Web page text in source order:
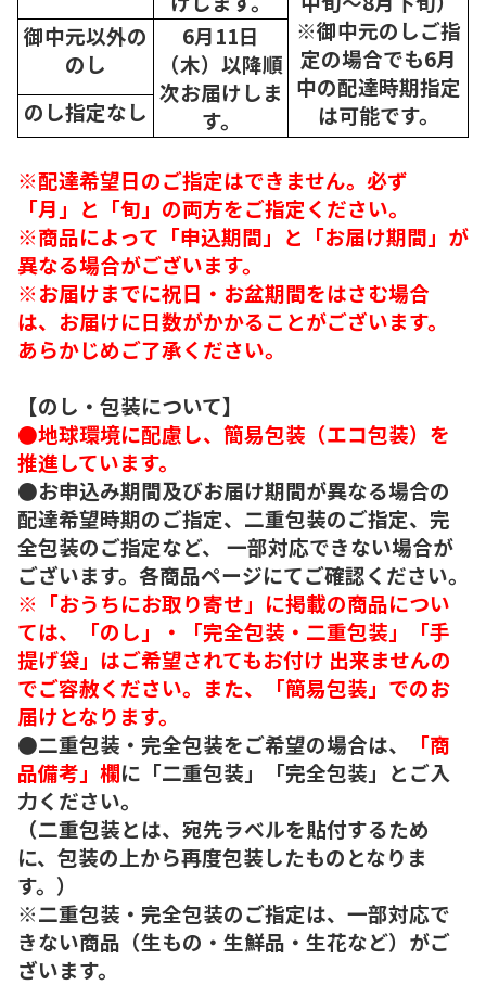
※御中元のしご指
定の場合でも6月
中の配達時期指定
は可能です。
御中元以外の
のし
6月11日
（木）以降順
次お届けしま
す。
のし指定なし
※配達希望日のご指定はできません。必ず
「月」と「旬」の両方をご指定ください。
※商品によって「申込期間」と「お届け期間」が
異なる場合がございます。
※お届けまでに祝日・お盆期間をはさむ場合
は、お届けに日数がかかることがございます。
あらかじめご了承ください。
【のし・包装について】
●地球環境に配慮し、簡易包装（エコ包装）を
推進しています。
●お申込み期間及びお届け期間が異なる場合の
配達希望時期のご指定、二重包装のご指定、完
全包装のご指定など、 一部対応できない場合が
ございます。各商品ページにてご確認ください。
※「おうちにお取り寄せ」に掲載の商品につい
ては、「のし」・「完全包装・二重包装」「手
提げ袋」はご希望されてもお付け 出来ませんの
でご容赦ください。また、「簡易包装」でのお
届けとなります。
●二重包装・完全包装をご希望の場合は、
「商
品備考」欄に「二重包装」「完全包装」とご入
力ください。
（二重包装とは、宛先ラベルを貼付するため
に、包装の上から再度包装したものとなりま
す。）
※二重包装・完全包装のご指定は、一部対応で
きない商品（生もの・生鮮品・生花など）がご
ざいます。